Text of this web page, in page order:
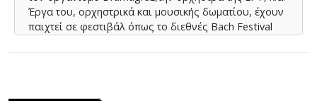
Έργα του, ορχηστρικά και μουσικής δωματίου, έχουν
παιχτεί σε φεστιβάλ όπως το διεθνές Bach Festival